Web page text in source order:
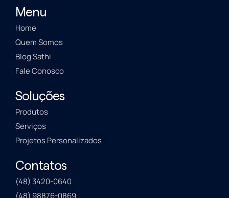
Menu
Home
Quem Somos
Blog Sathi
Fale Conosco
Soluções
Produtos
Serviços
Projetos Personalizados
Contatos
(48) 3420-0640
(48) 98876-0869